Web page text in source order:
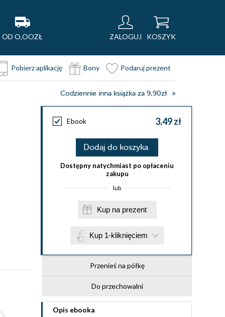
OD O,OOZŁ ZALOGUJ KOSZYK
Pobierz aplikację Bony Podaruj prezent
Codziennie inna książka za 9,90zł
Ebook 3,49 zł
Dodaj do koszyka
Dostępny natychmiast po opłaceniu
zakupu
lub
Kup na prezent
Kup 1-kliknięciem
Przenieś na półkę
Do przechowalni
Opis ebooka